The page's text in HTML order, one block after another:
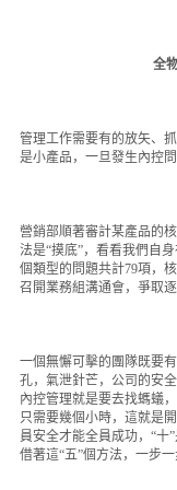
全
管理工作需要有的放矢、
是小產品，一旦發生內控
營銷部順著審計某產品的
法是“摸底”，看看我們自
個類型的問題共計79項，
召開業務組溝通會，爭取
一個無懈可擊的團隊既要
孔，氣泄針芒，公司的安
內控管理就是要去找螞蟻
只需要幾個小時，這就是
員安全才能全員成功，“十
借著這“五”個方法，一步